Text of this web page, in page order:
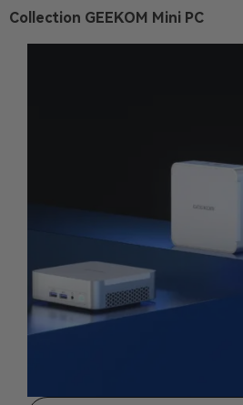
Collection GEEKOM Mini PC